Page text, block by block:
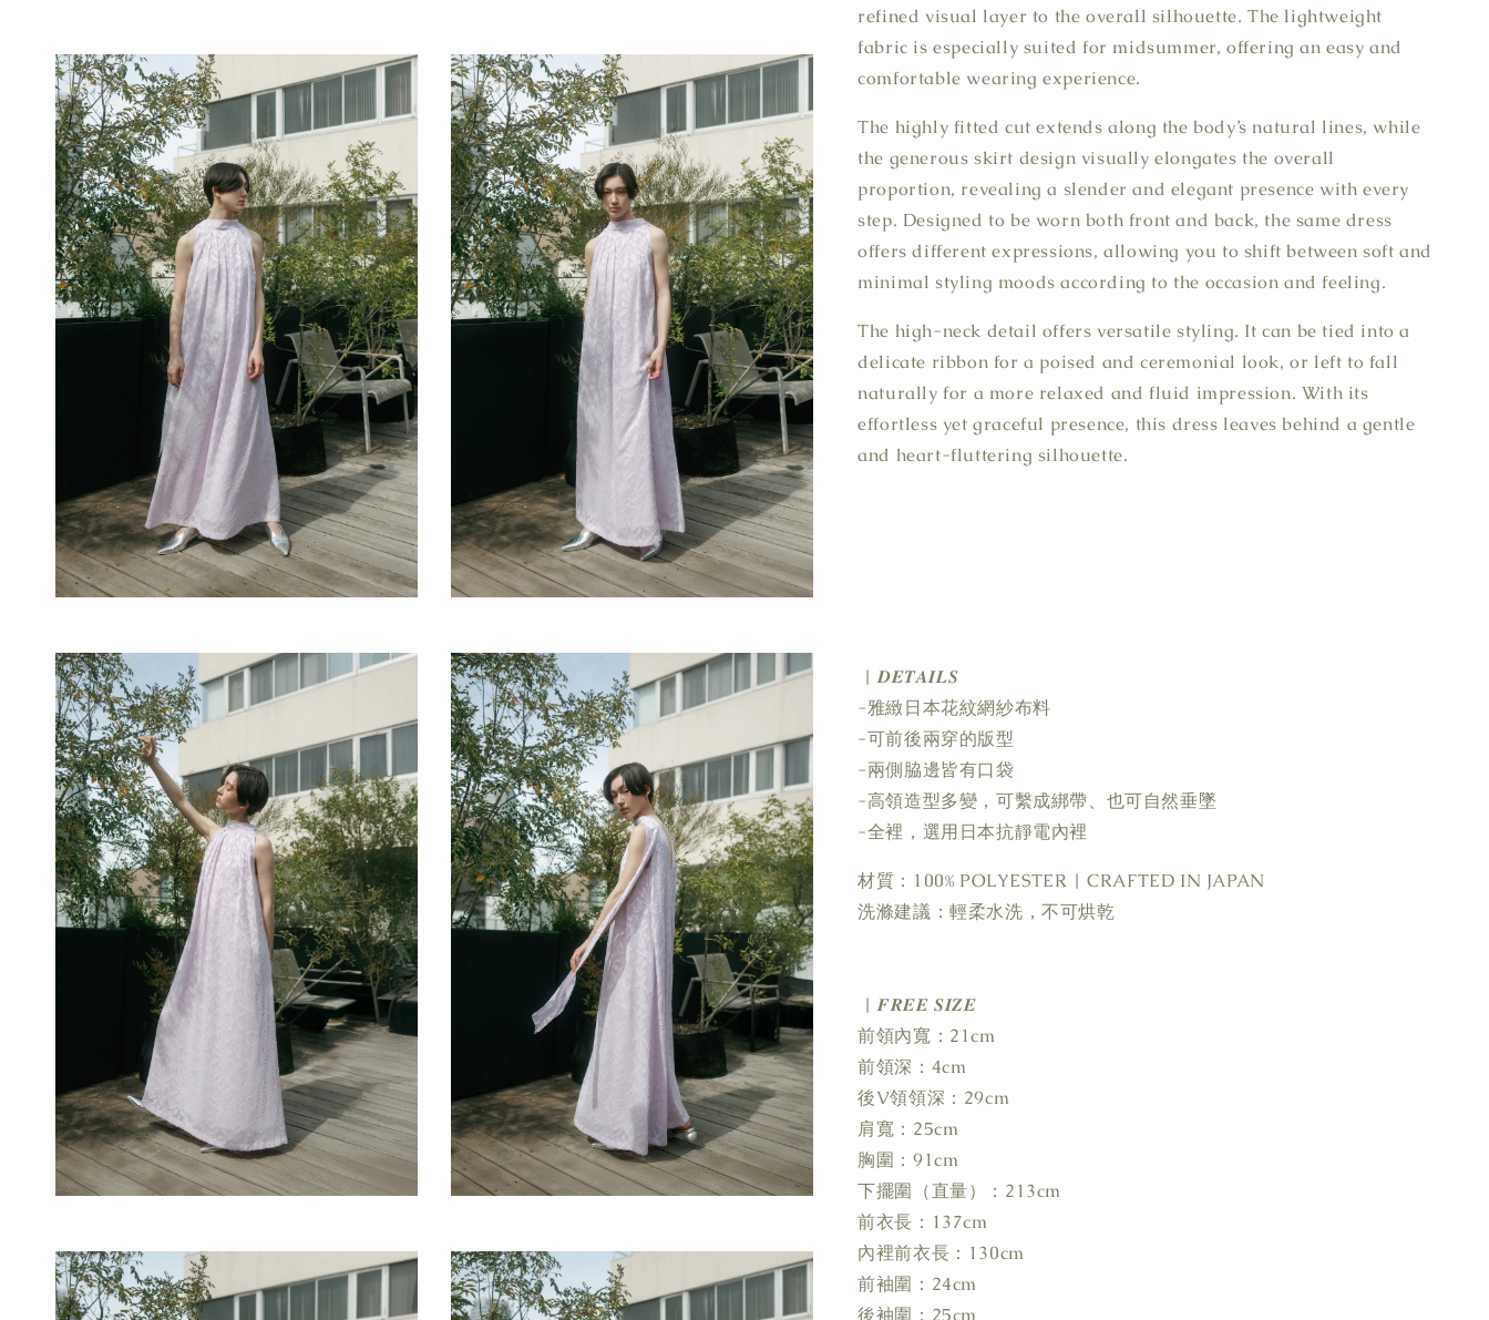
refined visual layer to the overall silhouette. The lightweight
fabric is especially suited for midsummer, offering an easy and
comfortable wearing experience.
The highly fitted cut extends along the body’s natural lines, while
the generous skirt design visually elongates the overall
proportion, revealing a slender and elegant presence with every
step. Designed to be worn both front and back, the same dress
offers different expressions, allowing you to shift between soft and
minimal styling moods according to the occasion and feeling.
The high-neck detail offers versatile styling. It can be tied into a
delicate ribbon for a poised and ceremonial look, or left to fall
naturally for a more relaxed and fluid impression. With its
effortless yet graceful presence, this dress leaves behind a gentle
and heart-fluttering silhouette.
| 𝑫𝑬𝑻𝑨𝑰𝑳𝑺
-雅緻日本花紋網紗布料
-可前後兩穿的版型
-兩側脇邊皆有口袋
-高領造型多變，可繫成綁帶、也可自然垂墜
-全裡，選用日本抗靜電內裡
材質：100% POLYESTER | CRAFTED IN JAPAN
洗滌建議：輕柔水洗，不可烘乾
| 𝑭𝑹𝑬𝑬 𝑺𝑰𝒁𝑬
前領內寬：21cm
前領深：4cm
後V領領深：29cm
肩寬：25cm
胸圍：91cm
下擺圍（直量）：213cm
前衣長：137cm
內裡前衣長：130cm
前袖圍：24cm
後袖圍：25cm